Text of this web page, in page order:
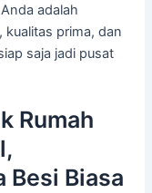
adalah
kualitas prima, dan
saja jadi pusat
Rumah
Besi Biasa